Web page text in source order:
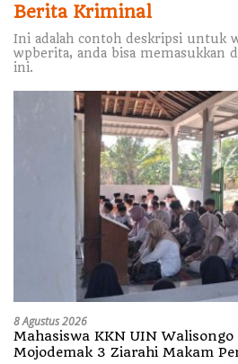
Berita Kriminal
Ini adalah contoh deskripsi untuk
wpberita, anda bisa memasukkan
ini.
8 Agustus 2026
Mahasiswa KKN UIN Walisongo
Mojodemak 3 Ziarahi Makam